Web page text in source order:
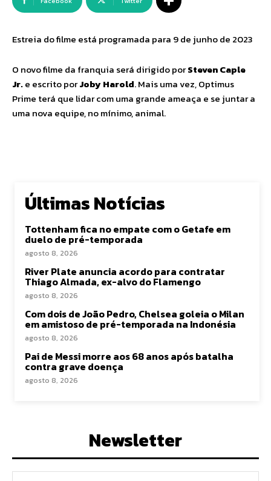
Estreia do filme está programada para 9 de junho de 2023
O novo filme da franquia será dirigido porSteven Caple
Jr.e escrito porJoby Harold. Mais uma vez, Optimus
Prime terá que lidar com uma grande ameaça e se juntar a
uma nova equipe, no mínimo, animal.
Últimas Notícias
Tottenham fica no empate com o Getafe em
duelo de pré-temporada
agosto 8, 2026
River Plate anuncia acordo para contratar
Thiago Almada, ex-alvo do Flamengo
agosto 8, 2026
Com dois de João Pedro, Chelsea goleia o Milan
em amistoso de pré-temporada na Indonésia
agosto 8, 2026
Pai de Messi morre aos 68 anos após batalha
contra grave doença
agosto 8, 2026
Newsletter